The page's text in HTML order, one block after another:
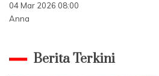
04 Mar 2026 08:00
Anna
Berita Terkini